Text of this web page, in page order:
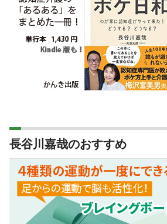
長谷川嘉哉のおすすめ